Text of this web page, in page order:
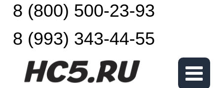
8 (800) 500-23-93
8 (993) 343-44-55